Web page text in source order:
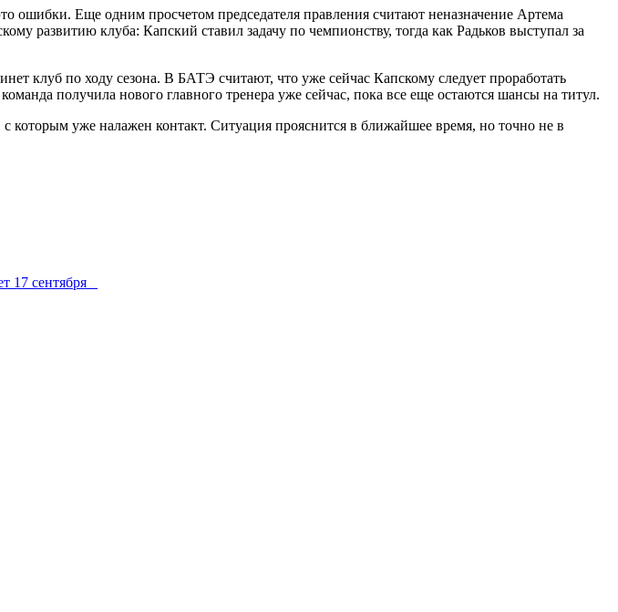
Еще одним просчетом председателя правления считают неназначение Артема
развитию клуба: Капский ставил задачу по чемпионству, тогда как Радьков выступал за
клуб по ходу сезона. В БАТЭ считают, что уже сейчас Капскому следует проработать
получила нового главного тренера уже сейчас, пока все еще остаются шансы на титул.
которым уже налажен контакт. Ситуация прояснится в ближайшее время, но точно не в
17 сентября